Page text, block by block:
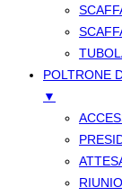
POLTRONE
▼